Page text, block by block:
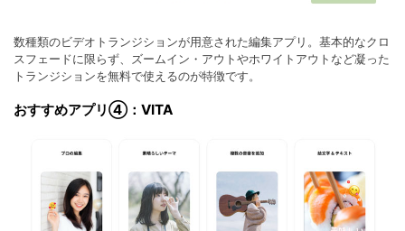
数種類のビデオトランジションが用意された編集アプリ。基本的なクロ
スフェードに限らず、ズームイン・アウトやホワイトアウトなど凝った
トランジションを無料で使えるのが特徴です。
おすすめアプリ④：VITA